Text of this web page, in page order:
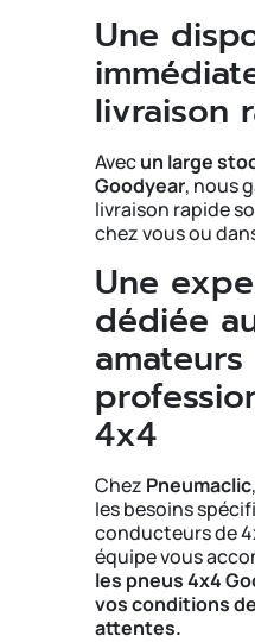
Une
livraison
Avecun large
Goodyear, nous
livraison rapide
chez vous ou
Une
dédiée
4x4
Chez Pneumaclic
les besoins
conducteurs de
équipe vous
les pneus 4x4
vos conditions
attentes.